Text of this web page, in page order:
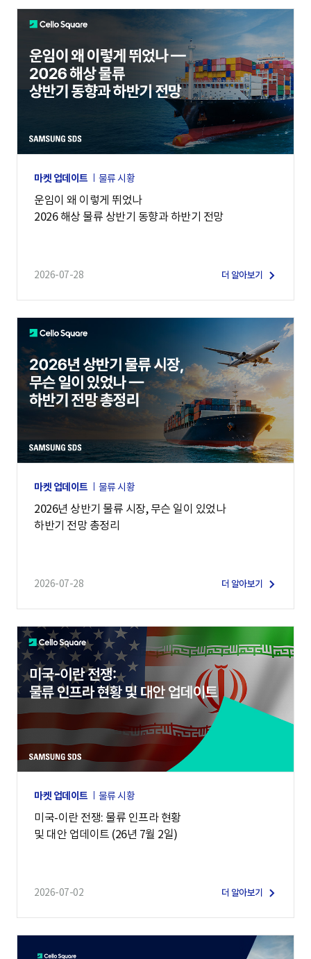
마켓 업데이트 물류 시황
운임이 왜 이렇게 뛰었나
2026 해상 물류 상반기 동향과 하반기 전망
2026-07-28 더 알아보기
마켓 업데이트 물류 시황
2026년 상반기 물류 시장, 무슨 일이 있었나
하반기 전망 총정리
2026-07-28 더 알아보기
마켓 업데이트 물류 시황
미국-이란 전쟁: 물류 인프라 현황
및 대안 업데이트 (26년 7월 2일)
2026-07-02 더 알아보기